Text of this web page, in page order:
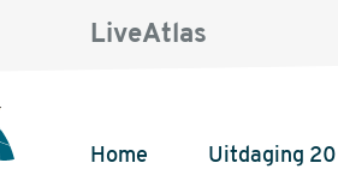
LiveAtlas
Home Uitdaging